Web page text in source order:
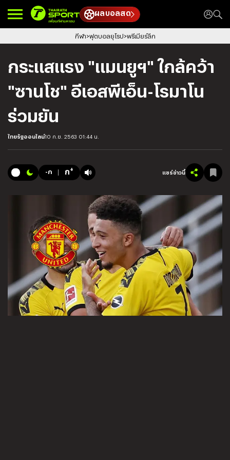
ผลบอลสด
กีฬา ฟุตบอลยุโรป พรีเมียร์ลีก
กระแสแรง "แมนยูฯ" ใกล้คว้า
"ซานโช" อีเอสพีเอ็น-โรมาโน
ร่วมยัน
ไทยรัฐออนไลน์10 ก.ย. 2563 01:44 น.
-ก ก+ แชร์ข่าวนี้